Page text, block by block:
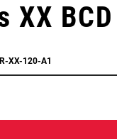
XX
XX-120-A1